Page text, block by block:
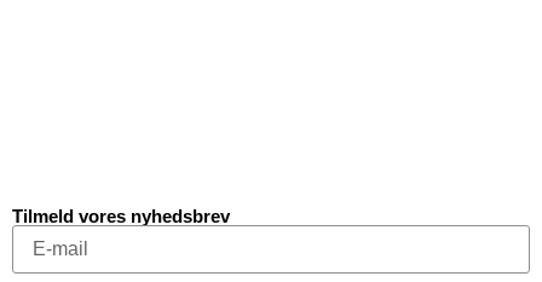
Tilmeld vores nyhedsbrev